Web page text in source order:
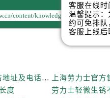
上海劳力士官方售后服务中心｜全新维修门店地址及电话权威信息公示（2026年6月最新）
度
劳力士轻微生锈
客服在线
温馨提示：
约可免排队
客服上线后